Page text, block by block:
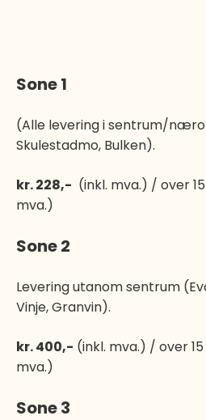
Sone 1
(Alle levering i sentrum/
Skulestadmo, Bulken).
kr. 228,- (inkl. mva.) / over
mva.)
Sone 2
Levering utanom sentrum
Vinje, Granvin).
kr. 400,- (inkl. mva.) / over
mva.)
Sone 3